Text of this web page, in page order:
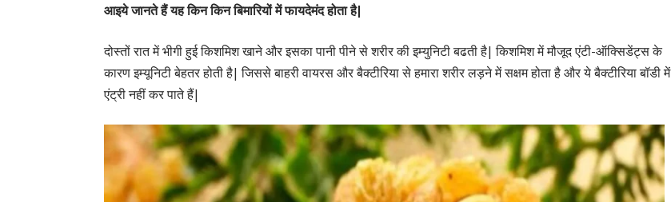
आइये जानते हैं यह किन किन बिमारियों में फायदेमंद होता है|
दोस्तों रात में भीगी हुई किशमिश खाने और इसका पानी पीने से शरीर की इम्युनिटी बढती है| किशमिश में मौजूद एंटी-ऑक्सिडेंट्स के
कारण इम्यूनिटी बेहतर होती है| जिससे बाहरी वायरस और बैक्टीरिया से हमारा शरीर लड़ने में सक्षम होता है और ये बैक्टीरिया बॉडी में
एंट्री नहीं कर पाते हैं|